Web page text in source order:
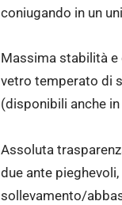
coniugando in un
Massima stabilità
vetro temperato di
(disponibili anche
Assoluta
due ante
sollevamento/